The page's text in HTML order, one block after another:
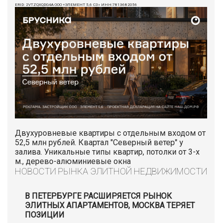
ERID: 2VTZQXQDG4A ООО «ЭЛЕМЕНТ 5,6 СЗ» ИНН:7813682056
Двухуровневые квартиры с отдельным входом от
52,5 млн рублей. Квартал "Северный ветер" у
залива. Уникальные типы квартир, потолки от 3-х
м., дерево-алюминиевые окна
НОВОСТИ РЫНКА ЭЛИТНОЙ НЕДВИЖИМОСТИ
В ПЕТЕРБУРГЕ РАСШИРЯЕТСЯ РЫНОК
ЭЛИТНЫХ АПАРТАМЕНТОВ, МОСКВА ТЕРЯЕТ
ПОЗИЦИИ